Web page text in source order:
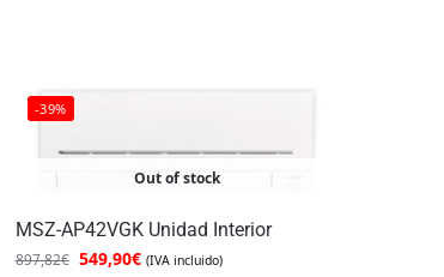
-39%
Out of stock
MSZ-AP42VGK Unidad Interior
897,82€ 549,90€ (IVA incluido)